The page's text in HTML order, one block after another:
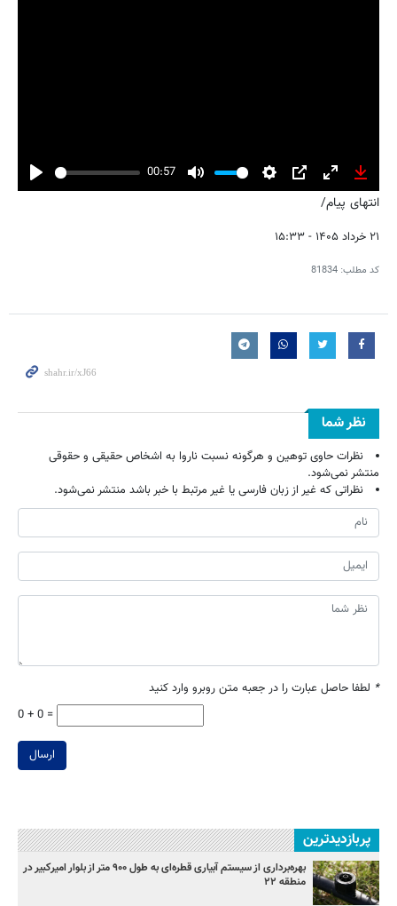
Play
00:57
Mute Settings
PIP Enter
fullscreen
انتهای پیام/
۲۱ خرداد ۱۴۰۵ - ۱۵:۳۳
کد مطلب: 81834
نظر شما
نظرات حاوی توهین و هرگونه نسبت ناروا به اشخاص حقیقی و حقوقی
منتشر نمی‌شود.
نظراتی که غیر از زبان فارسی یا غیر مرتبط با خبر باشد منتشر نمی‌شود.
* لطفا حاصل عبارت را در جعبه متن روبرو وارد کنید
0 + 0 =
ارسال
پربازدیدترین
بهره‌برداری از سیستم آبیاری قطره‌ای به طول ۹۰۰ متر از بلوار امیرکبیر در
منطقه ۲۲